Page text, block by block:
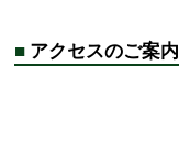
■ アクセスのご案内